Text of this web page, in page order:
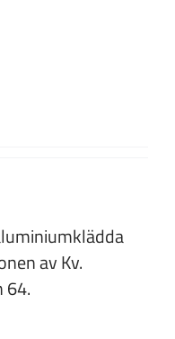
av Kv.
64.